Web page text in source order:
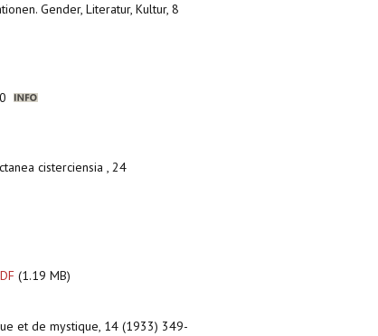
Gender, Literatur, Kultur, 8
cisterciensia , 24
(1.19 MB)
et de mystique, 14 (1933) 349-